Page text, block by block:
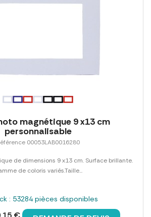
magnétique 9 x13 cm
personnalisable
00053LAB0016280
de dimensions 9 x13 cm. Surface brillante.
de coloris variés.Taille...
: 53284 pièces disponibles